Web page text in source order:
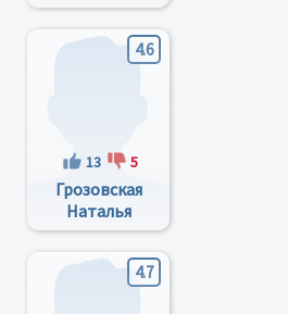
4.6
13 5
Грозовская
Наталья
Андреевна
4.7